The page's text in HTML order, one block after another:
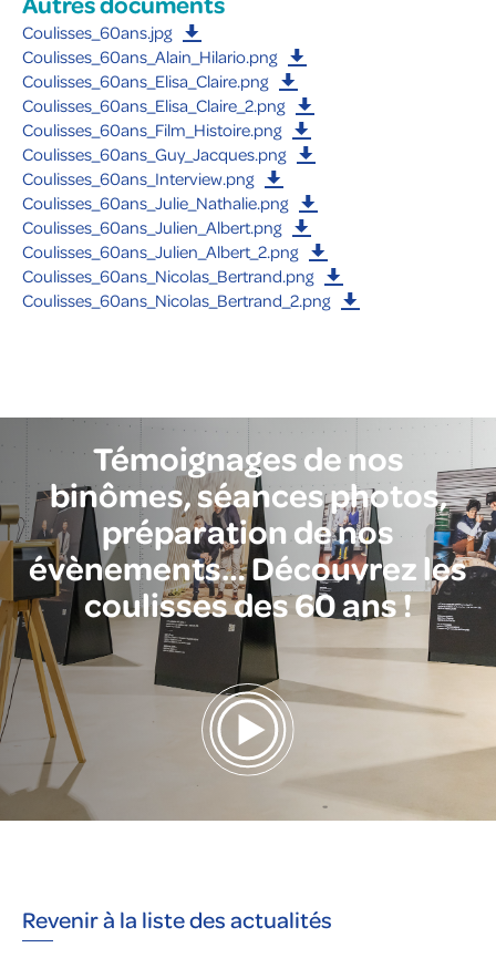
Coulisses_60ans.jpg
Coulisses_60ans_Alain_Hilario.png
Coulisses_60ans_Elisa_Claire.png
Coulisses_60ans_Elisa_Claire_2.png
Coulisses_60ans_Film_Histoire.png
Coulisses_60ans_Guy_Jacques.png
Coulisses_60ans_Interview.png
Coulisses_60ans_Julie_Nathalie.png
Coulisses_60ans_Julien_Albert.png
Coulisses_60ans_Julien_Albert_2.png
Coulisses_60ans_Nicolas_Bertrand.png
Coulisses_60ans_Nicolas_Bertrand_2.png
Témoignages de nos
binômes, séances photos,
préparation de nos
évènements… Découvrez les
coulisses des 60 ans !
Revenir à la liste des actualités